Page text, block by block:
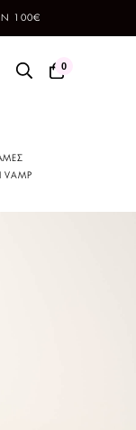
100€
0